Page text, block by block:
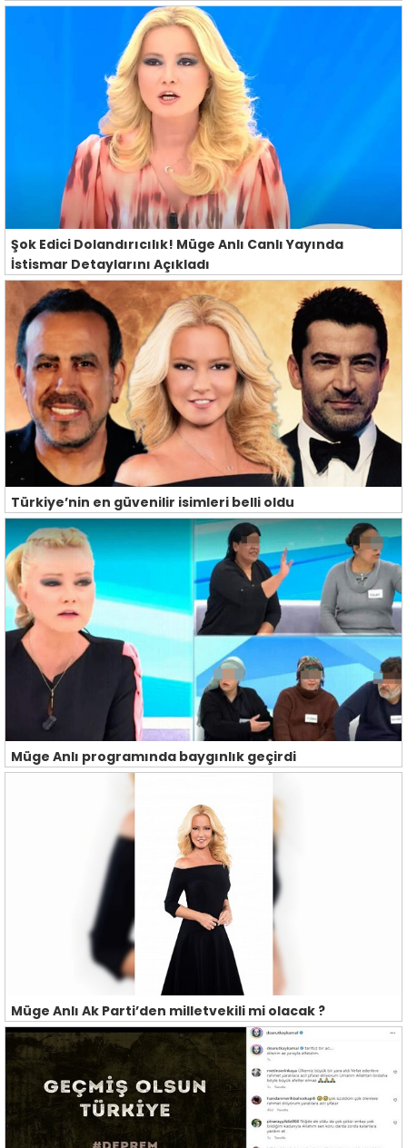
Şok Edici Dolandırıcılık! Müge Anlı Canlı Yayında
İstismar Detaylarını Açıkladı
Türkiye’nin en güvenilir isimleri belli oldu
Müge Anlı programında baygınlık geçirdi
Müge Anlı Ak Parti’den milletvekili mi olacak ?